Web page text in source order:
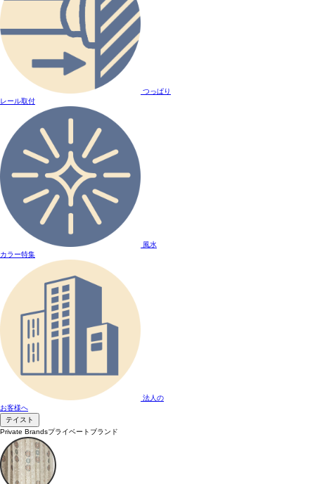
つっぱり
レール取付
風水
カラー特集
法人の
お客様へ
テイスト
Private Brandsプライベートブランド